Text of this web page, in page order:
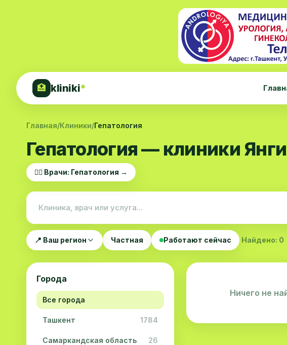
🏥 kliniki*
Главная/Клиники/Гепатология
Гепатология — клиники
👨‍⚕️ Врачи: Гепатология →
📍 Ваш регион Частная Работают сейчас Найдено: 0
Города
Все города
Ташкент 1784
Самаркандская область 26
Ничего не